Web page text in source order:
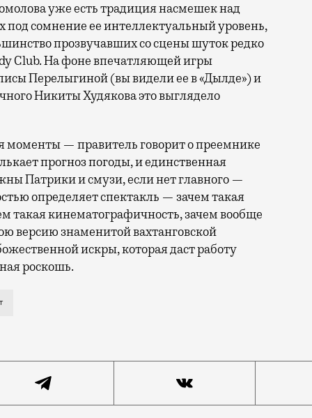
уже есть традиция насмешек над
сомнение ее интеллектуальный уровень,
прозвучавших со сцены шуток редко
Club. На фоне впечатляющей игры
Перелыгиной (вы видели ее в «Дылде») и
Никиты Худякова это выглядело
— правитель говорит о преемнике
прогноз погоды, и единственная
Патрики и смузи, если нет главного —
определяет спектакль — зачем такая
такая кинематографичность, зачем вообще
версию знаменитой вахтанговской
искры, которая даст работу
роскошь.
гости собирались в обстановке такой же